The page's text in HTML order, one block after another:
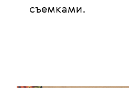
съемками.